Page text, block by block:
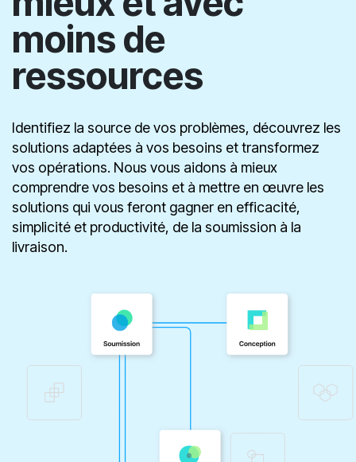
Accomplissez plus,
mieux et avec
moins de
ressources
Identifiez la source de vos problèmes, découvrez les
solutions adaptées à vos besoins et transformez
vos opérations. Nous vous aidons à mieux
comprendre vos besoins et à mettre en œuvre les